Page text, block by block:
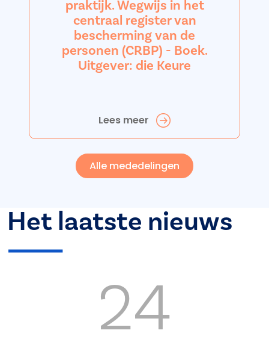
praktijk. Wegwijs in het
centraal register van
bescherming van de
personen (CRBP) - Boek.
Uitgever: die Keure
Lees meer
Alle mededelingen
Het laatste nieuws
24